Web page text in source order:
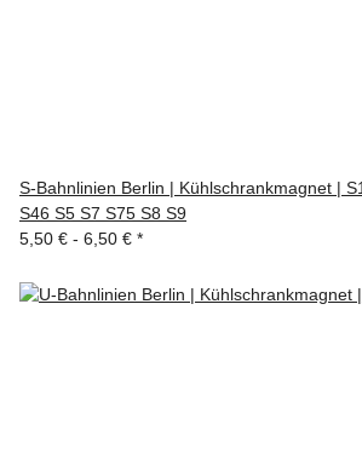
S-Bahnlinien Berlin | Kühlschrankmagnet |
S46 S5 S7 S75 S8 S9
5,50 € - 6,50 € *